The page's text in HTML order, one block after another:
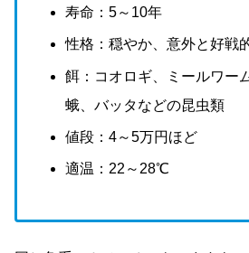
寿命：5～10年
性格：穏やか、意外と好戦
餌：コオロギ、ミールワー
蛾、バッタなどの昆虫類
値段：4～5万円ほど
適温：22～28℃